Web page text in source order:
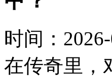
时间：
在传奇里，